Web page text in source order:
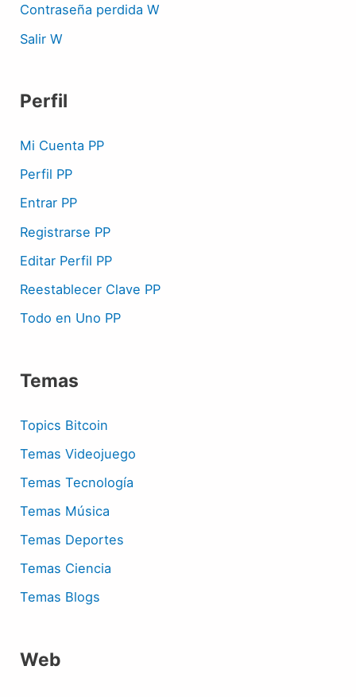
Contraseña perdida W
Salir W
Perfil
Mi Cuenta PP
Perfil PP
Entrar PP
Registrarse PP
Editar Perfil PP
Reestablecer Clave PP
Todo en Uno PP
Temas
Topics Bitcoin
Temas Videojuego
Temas Tecnología
Temas Música
Temas Deportes
Temas Ciencia
Temas Blogs
Web